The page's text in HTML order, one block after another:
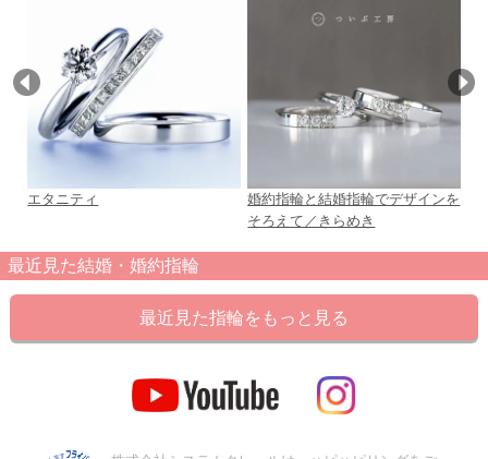
エタニティ
婚約指輪と結婚指輪でデザインを
そろえて／きらめき
最近見た結婚・婚約指輪
最近見た指輪をもっと見る